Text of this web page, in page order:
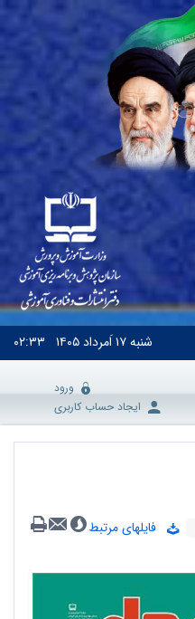
شنبه۱۷ اَمرداد ۱۴۰۵ ۰۲:۳۳
ورود
ایجاد حساب کاربری
فایلهای مرتبط